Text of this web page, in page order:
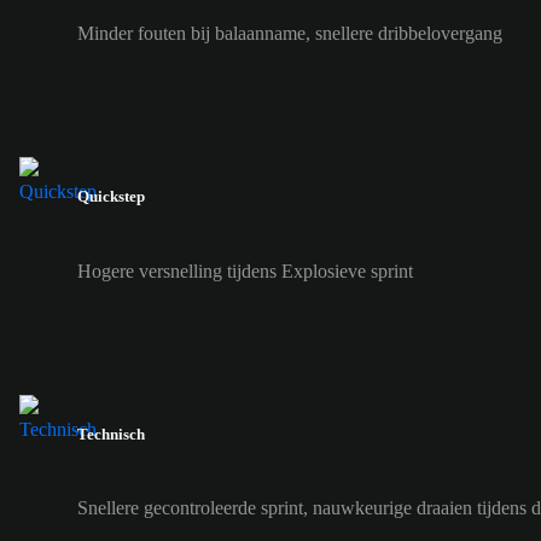
Minder fouten bij balaanname, snellere dribbelovergang
Quickstep
Hogere versnelling tijdens Explosieve sprint
Technisch
Snellere gecontroleerde sprint, nauwkeurige draaien tijdens